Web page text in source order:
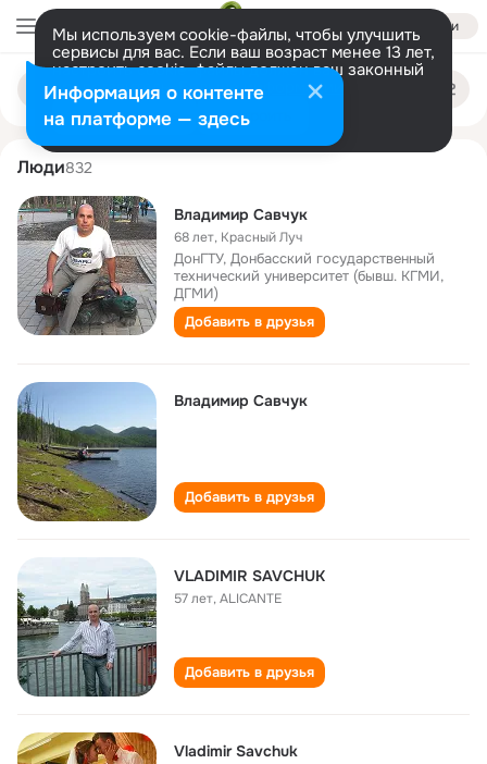
Войти
Мы используем cookie-файлы, чтобы улучшить
сервисы для вас. Если ваш возраст менее 13 лет,
настроить cookie-файлы должен ваш законный
представитель. Больше информации
Разрешить все Настроить
Поиск
людям
vladimir savchuk
Люди832
Владимир Савчук
68 лет, Красный Луч
ДонГТУ, Донбасский государственный
технический университет (бывш. КГМИ,
ДГМИ)
Добавить в друзья
Владимир Савчук
Добавить в друзья
VLADIMIR SAVCHUK
57 лет,ALICANTE
Добавить в друзья
Vladimir Savchuk
Информация о контенте
на платформе — здесь